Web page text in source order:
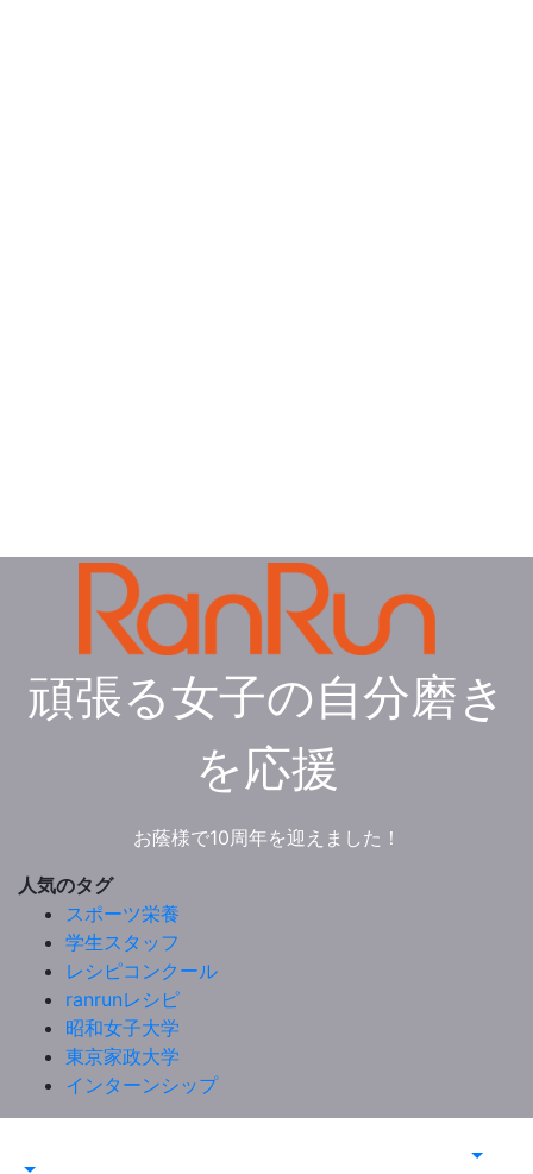
頑張る女子の自分磨き
を応援
お蔭様で10周年を迎えました！
人気のタグ
スポーツ栄養
学生スタッフ
レシピコンクール
ranrunレシピ
昭和女子大学
東京家政大学
インターンシップ